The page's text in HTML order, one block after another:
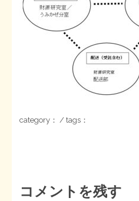
シン財源はあなたです／合同誌／旧
日本経済を解説するヤンキー／
マネクリ戦士 RED & BLACK
STOPインボイス作品集
会計報告
会計報告
category： / tags：
コメントを残す